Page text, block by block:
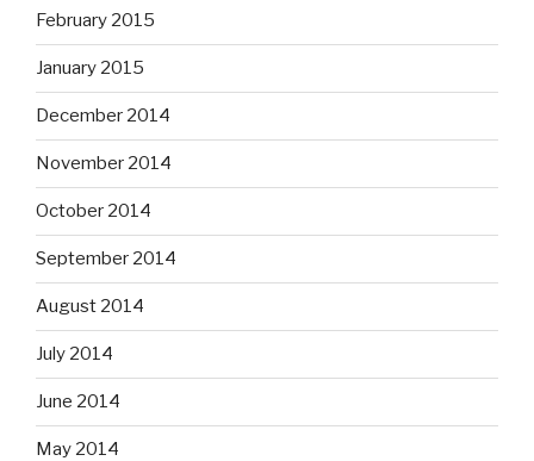
February 2015
January 2015
December 2014
November 2014
October 2014
September 2014
August 2014
July 2014
June 2014
May 2014